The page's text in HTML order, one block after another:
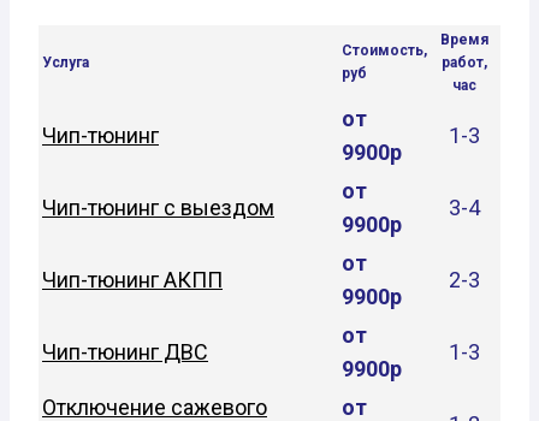
Услуга
Стоимость,
руб
Время
работ,
час
Чип-тюнинг
от
9900р
1-3
Чип-тюнинг с выездом
от
9900р
3-4
Чип-тюнинг АКПП
от
9900р
2-3
Чип-тюнинг ДВС
от
9900р
1-3
Отключение сажевого
от